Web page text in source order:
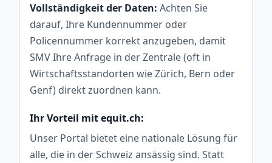
Vollständigkeit der Daten: Achten Sie
darauf, Ihre Kundennummer oder
Policennummer korrekt anzugeben, damit
SMV Ihre Anfrage in der Zentrale (oft in
Wirtschaftsstandorten wie Zürich, Bern oder
Genf) direkt zuordnen kann.
Ihr Vorteil mit equit.ch:
Unser Portal bietet eine nationale Lösung für
alle, die in der Schweiz ansässig sind. Statt